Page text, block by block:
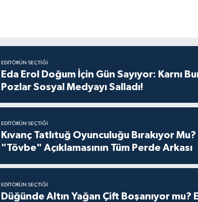
EDITÖRÜN SEÇTIĞI
Eda Erol Doğum İçin Gün Sayıyor: Karnı
Pozlar Sosyal Medyayı Salladı!
EDITÖRÜN SEÇTIĞI
Kıvanç Tatlıtuğ Oyunculuğu Bırakıyor
"Tövbe" Açıklamasının Tüm Perde Arkası
EDITÖRÜN SEÇTIĞI
Düğünde Altın Yağan Çift Boşanıyor mu?